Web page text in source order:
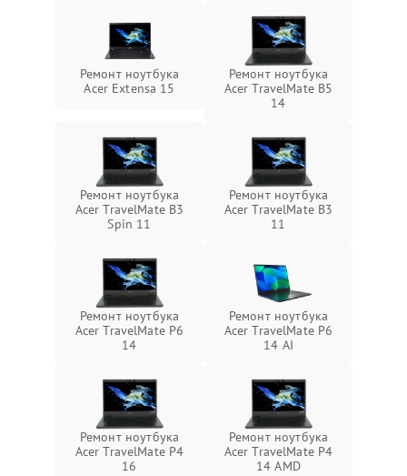
Ремонт ноутбука
Acer Extensa 15
Ремонт ноутбука
Acer TravelMate B5
14
Ремонт ноутбука
Acer TravelMate B3
Spin 11
Ремонт ноутбука
Acer TravelMate B3
11
Ремонт ноутбука
Acer TravelMate P6
14
Ремонт ноутбука
Acer TravelMate P6
14 AI
Ремонт ноутбука
Acer TravelMate P4
16
Ремонт ноутбука
Acer TravelMate P4
14 AMD